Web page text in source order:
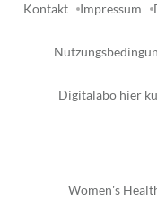
Kontakt Impressum
Digitalabo hier
Women's